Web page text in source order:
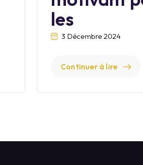
les
3 Décembre 2024
Continuer à lire